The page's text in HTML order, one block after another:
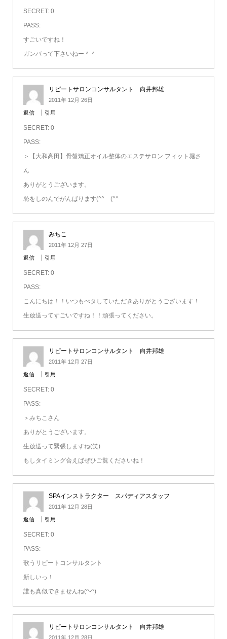
SECRET: 0
PASS:
すごいですね！
ガンバって下さいねー＾＾
リピートサロンコンサルタント 向井邦雄
2011年 12月 26日
返信 引用
SECRET: 0
PASS:
＞【大和高田】骨盤矯正オイル整体のエステサロン フィット堀さ
ん
ありがとうございます。
恥をしのんでがんばります(^^ゞ(^^ゞ
みちこ
2011年 12月 27日
返信 引用
SECRET: 0
PASS:
こんにちは！！いつもぺタしていただきありがとうございます！
生放送ってすごいですね！！頑張ってください。
リピートサロンコンサルタント 向井邦雄
2011年 12月 27日
返信 引用
SECRET: 0
PASS:
＞みちこさん
ありがとうございます。
生放送って緊張しますね(笑)
もしタイミング合えばぜひご覧くださいね！
SPAインストラクター スパディアスタッフ
2011年 12月 28日
返信 引用
SECRET: 0
PASS:
歌うリピートコンサルタント
新しいっ！
誰も真似できませんね(^-^)
リピートサロンコンサルタント 向井邦雄
2011年 12月 28日